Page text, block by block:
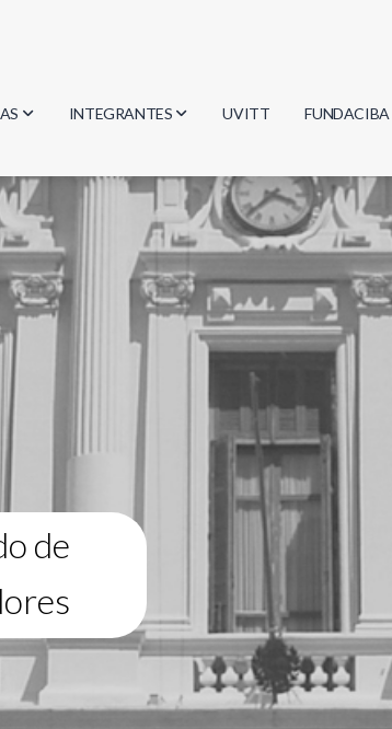
INTEGRANTES
Investigadores
Estudiantes
Egresados
UVITT FUNDACIBA
de